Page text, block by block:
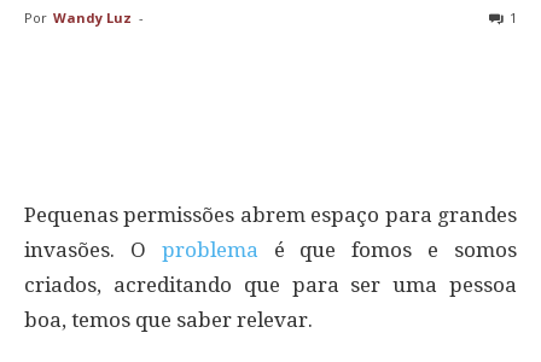
Por Wandy Luz - 1
Pequenas permissões abrem espaço para grandes
invasões. O problema é que fomos e somos
criados, acreditando que para ser uma pessoa
boa, temos que saber relevar.